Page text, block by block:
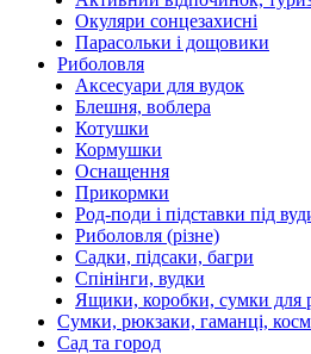
Окуляри сонцезахисні
Парасольки і дощовики
Риболовля
Аксесуари для вудок
Блешня, воблера
Котушки
Кормушки
Оснащення
Прикормки
Род-поди і підставки під
Риболовля (різне)
Садки, підсаки, багри
Спінінги, вудки
Ящики, коробки, сумки для
Сумки, рюкзаки, гаманці,
Сад та город